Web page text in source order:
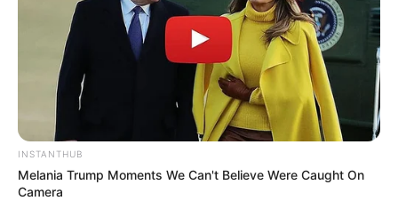
INSTANTHUB
Melania Trump Moments We Can't Believe Were Caught On
Camera